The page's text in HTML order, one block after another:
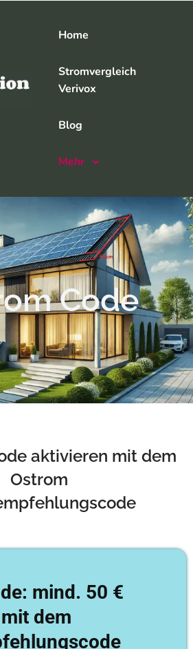
Home
Stromvergleich
Verivox
Blog
Mehr
Code
aktivieren mit dem
Ostrom
mind. 50 €
dem